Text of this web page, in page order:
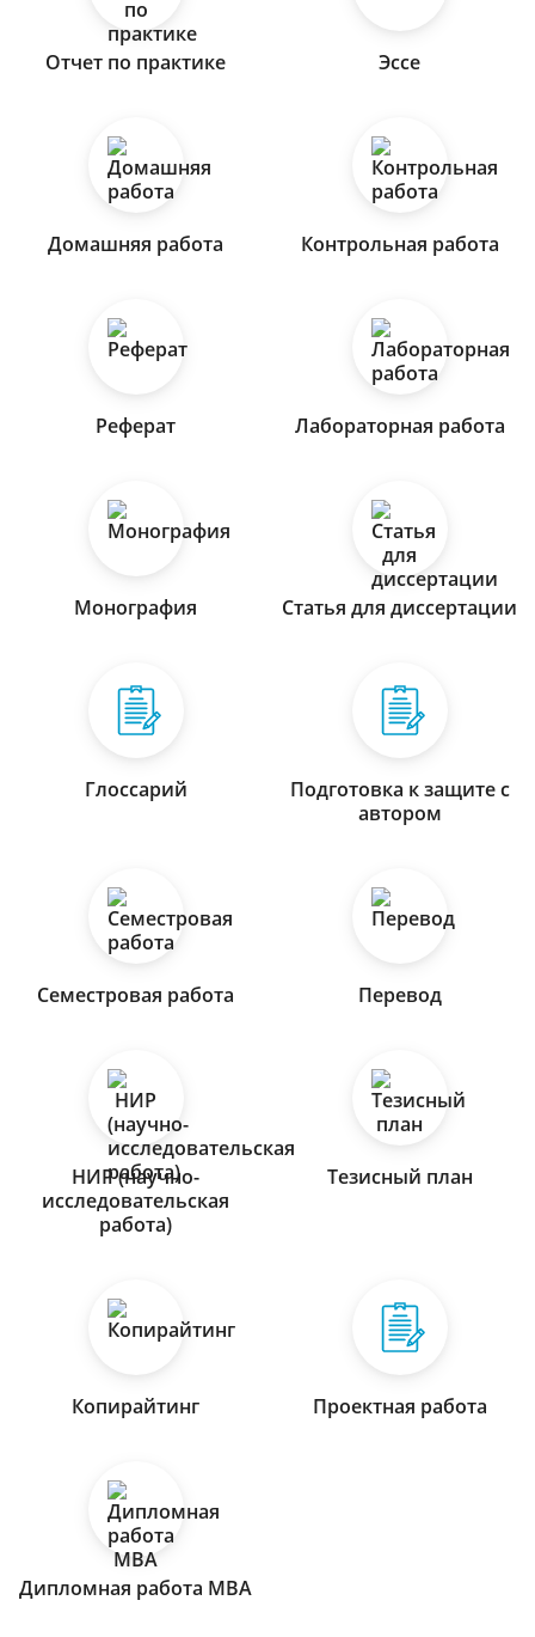
Отчет по практике Эссе
Домашняя работа Контрольная работа
Реферат Лабораторная работа
Монография Статья для диссертации
Глоссарий
Подготовка к защите с
автором
Семестровая работа Перевод
НИР (научно-
исследовательская
работа)
Тезисный план
Копирайтинг Проектная работа
Дипломная работа МВА